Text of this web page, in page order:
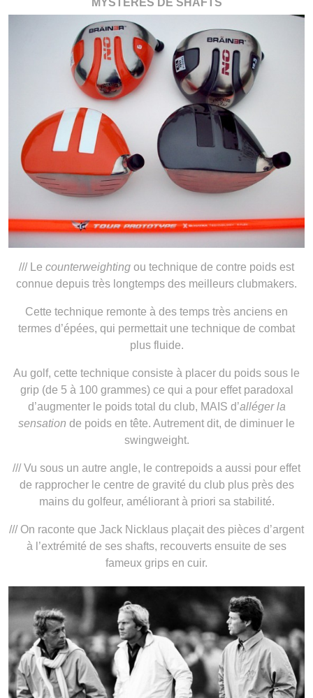
/// Le counterweighting ou technique de contre poids est
connue depuis très longtemps des meilleurs clubmakers.
Cette technique remonte à des temps très anciens en
termes d’épées, qui permettait une technique de combat
plus fluide.
Au golf, cette technique consiste à placer du poids sous le
grip (de 5 à 100 grammes) ce qui a pour effet paradoxal
d’augmenter le poids total du club, MAIS d’alléger la
sensation de poids en tête. Autrement dit, de diminuer le
swingweight.
/// Vu sous un autre angle, le contrepoids a aussi pour effet
de rapprocher le centre de gravité du club plus près des
mains du golfeur, améliorant à priori sa stabilité.
/// On raconte que Jack Nicklaus plaçait des pièces d’argent
à l’extrémité de ses shafts, recouverts ensuite de ses
fameux grips en cuir.